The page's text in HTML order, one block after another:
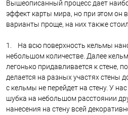
Вышеописанный процесс дает
эффект карты мира, но при этом он
варианты проще, на них также
1. На всю поверхность кельмы
небольшом количестве. Далее
легонько придавливается к стене,
делается на разных участях стены
с кельмы не перейдет на стену. У
шубка на небольшом расстоянии
нанесения на стену всей